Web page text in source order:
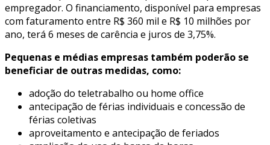
empregador. O financiamento, disponível para empresas
com faturamento entre R$ 360 mil e R$ 10 milhões por
ano, terá 6 meses de carência e juros de 3,75%.
Pequenas e médias empresas também poderão se
beneficiar de outras medidas, como:
adoção do teletrabalho ou home office
antecipação de férias individuais e concessão de
férias coletivas
aproveitamento e antecipação de feriados